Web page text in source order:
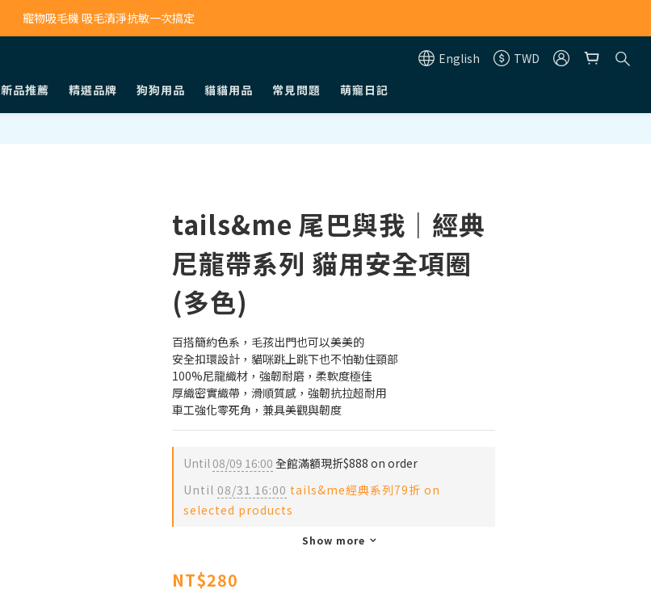
寵物吸毛機 吸毛清淨抗敏一次搞定
English
TWD
新品推薦 精選品牌 狗狗用品 貓貓用品 常見問題 萌寵日記
tails&me 尾巴與我｜經典
尼龍帶系列 貓用安全項圈
(多色)
百搭簡約色系，毛孩出門也可以美美的
安全扣環設計，貓咪跳上跳下也不怕勒住頸部
100%尼龍織材，強韌耐磨，柔軟度極佳
厚織密實織帶，滑順質感，強韌抗拉超耐用
車工強化零死角，兼具美觀與韌度
Until08/09 16:00 全館滿額現折$888 on order
Until 08/31 16:00 tails&me經典系列79折 on
selected products
Show more
NT$280